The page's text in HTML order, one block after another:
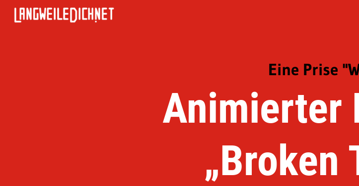
Eine Prise
Animierter
„Broken